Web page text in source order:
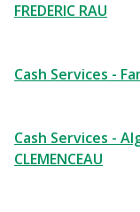
FREDERIC RAU
Cash Services -
Cash Services -
CLEMENCEAU